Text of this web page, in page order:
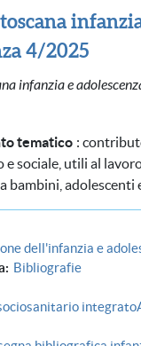
4/2025
infanzia e
tematico :
e sociale, utili al
bambini, adolescenti
dell'infanzia e
Bibliografie
integrato